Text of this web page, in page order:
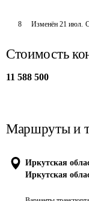
8 Изменён 21 июл.
Стоимость
11 588 500
Маршруты и
Иркутская
Иркутская